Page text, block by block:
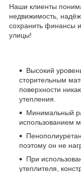
Высокий
сторительным
поверхности
утепления.
Минимальный
использованием
поэтому он не
При
утеплителя,
Наши клиенты
недвижимость,
сохранить финансы
улицы!